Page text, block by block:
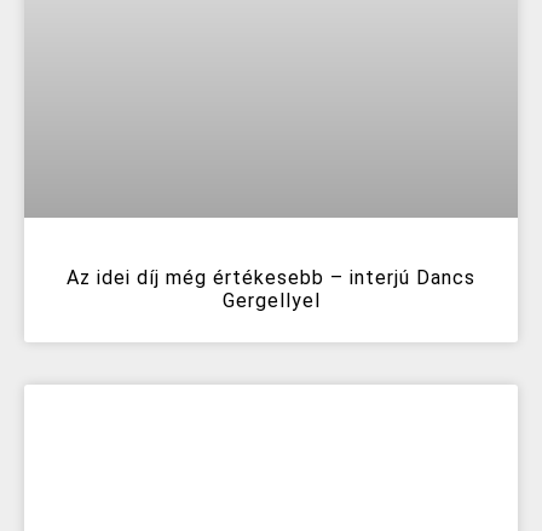
Az idei díj még értékesebb – interjú Dancs
Gergellyel